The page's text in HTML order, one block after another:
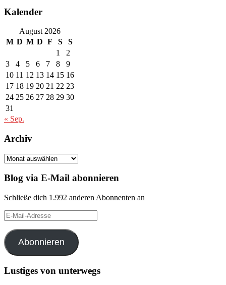
Kalender
August 2026
M D M D F S
S
1
2
3
4 5 6 7 8
9
10 11 12 13 14 15 16
17 18 19 20 21 22 23
24 25 26 27 28 29 30
31
« Sep.
Archiv
Archiv
Blog via E-Mail abonnieren
Schließe dich 1.992 anderen Abonnenten an
E-
Mail-
Adresse
Abonnieren
Lustiges von unterwegs